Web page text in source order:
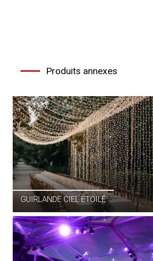
Produits annexes
GUIRLANDE CIEL ÉTOILÉ
PLANCHER DE RÉCEPTION